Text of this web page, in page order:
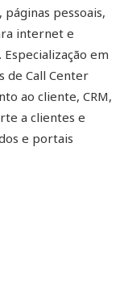
pessoais,
internet e
em
de Call Center
ao cliente, CRM,
a clientes e
e portais